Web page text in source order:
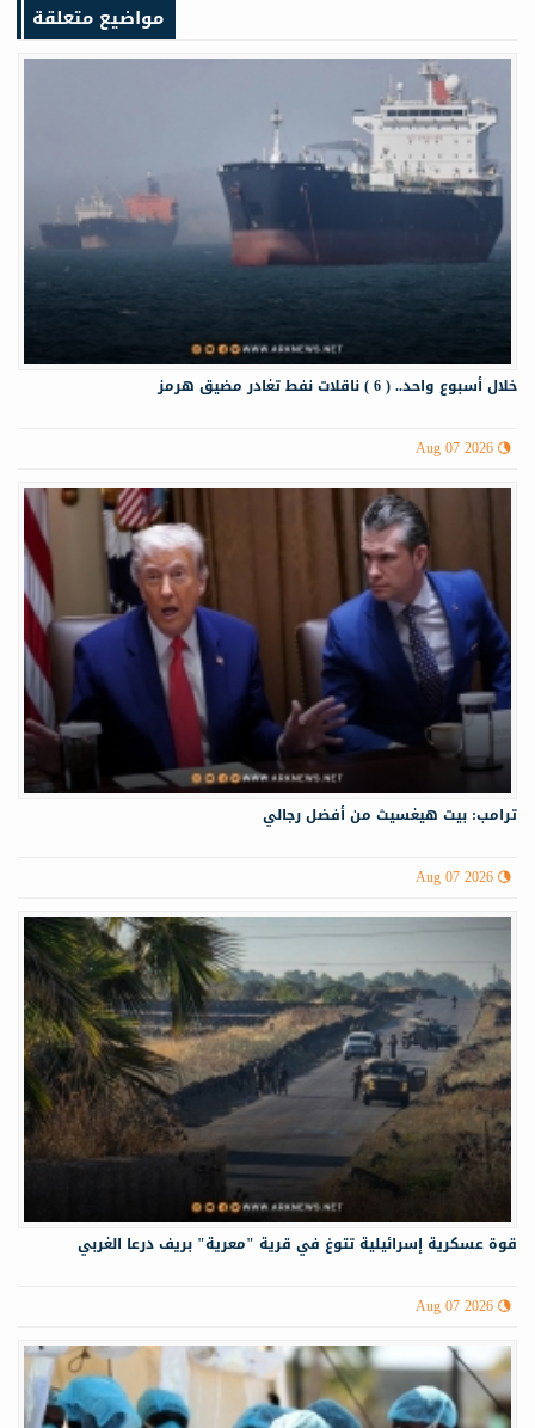
مواضيع متعلقة
خلال أسبوع واحد.. ( 6 ) ناقلات نفط تغادر مضيق هرمز
Aug 07 2026
ترامب: بيت هيغسيث من أفضل رجالي
Aug 07 2026
قوة عسكرية إسرائيلية تتوغ في قرية "معرية" بريف درعا الغربي
Aug 07 2026